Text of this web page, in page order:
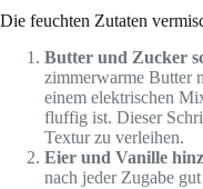
Die feuchten Zutaten
Butter und Zucker
zimmerwarme Butter
einem elektrischen
fluffig ist. Dieser
Textur zu verleihen.
Eier und Vanille
nach jeder Zugabe